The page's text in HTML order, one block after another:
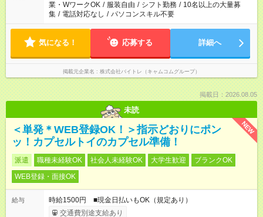
業・WワークOK / 服装自由 / シフト勤務 / 10名以上の大量募
集 / 電話対応なし / パソコンスキル不要
気になる！ 応募する 詳細へ
掲載元企業名 株式会社バイトレ（キャムコムグループ）
掲載日：2026.08.05
未読
NEW
＜単発＊WEB登録OK！＞指示どおりにポン
ッ！カプセルトイのカプセル準備！
派遣 職種未経験OK 社会人未経験OK 大学生歓迎
ブランクOK
WEB登録・面接OK
給与
時給1500円 ■現金日払いもOK（規定あり）
交通費別途支給あり